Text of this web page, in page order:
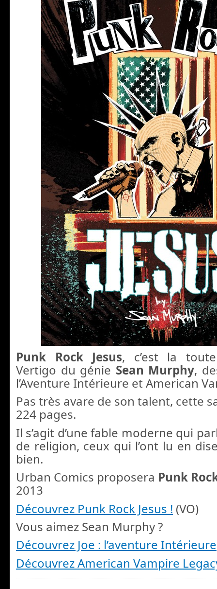
Punk Rock Jesus, c’est la
Vertigo du génie Sean Murphy,
l’Aventure Intérieure et American
Pas très avare de son talent, cette
224 pages.
Il s’agit d’une fable moderne qui
de religion, ceux qui l’ont lu en
bien.
Urban Comics proposera Punk
2013
Découvrez Punk Rock Jesus ! (VO)
Vous aimez Sean Murphy ?
Découvrez Joe : l’aventure Intérieure
Découvrez American Vampire